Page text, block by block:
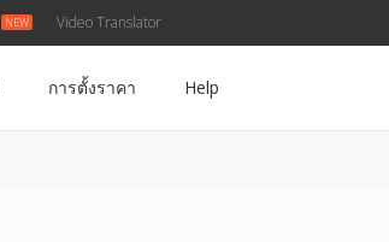
Video Translator
การตั้งราคา Help